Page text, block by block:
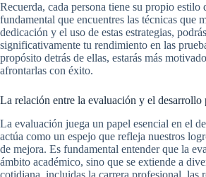
Recuerda, cada persona tiene su propio estilo
fundamental que encuentres las técnicas que
dedicación y el uso de estas estrategias,
significativamente tu rendimiento en las
propósito detrás de ellas, estarás más
afrontarlas con éxito.
La relación entre la evaluación y el desarrollo
La evaluación juega un papel esencial en el
actúa como un espejo que refleja nuestros
de mejora. Es fundamental entender que la
ámbito académico, sino que se extiende a
cotidiana, incluidas la carrera profesional, las